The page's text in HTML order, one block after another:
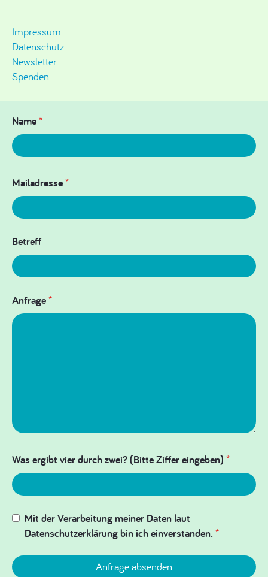
Impressum
Datenschutz
Newsletter
Spenden
Name*
Mailadresse*
Betreff
Anfrage*
Was ergibt vier durch zwei? (Bitte Ziffer eingeben) *
Mit der Verarbeitung meiner Daten laut
Datenschutzerklärung bin ich einverstanden. *